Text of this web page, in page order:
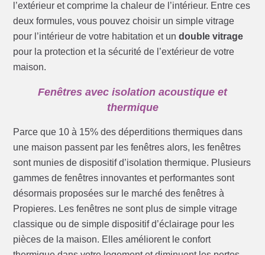
l’extérieur et comprime la chaleur de l’intérieur. Entre ces
deux formules, vous pouvez choisir un simple vitrage
pour l’intérieur de votre habitation et undouble vitrage
pour la protection et la sécurité de l’extérieur de votre
maison.
Fenêtres avec isolation acoustique et
thermique
Parce que 10 à 15% des déperditions thermiques dans
une maison passent par les fenêtres alors, les fenêtres
sont munies de dispositif d’isolation thermique. Plusieurs
gammes de fenêtres innovantes et performantes sont
désormais proposées sur le marché des fenêtres à
Propieres. Les fenêtres ne sont plus de simple vitrage
classique ou de simple dispositif d’éclairage pour les
pièces de la maison. Elles améliorent le confort